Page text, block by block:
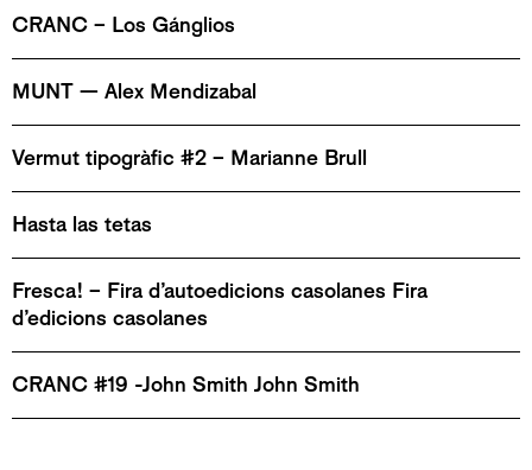
CRANC – Los Gánglios
MUNT — Alex Mendizabal
Vermut tipogràfic #2 – Marianne Brull
Hasta las tetas
Fresca! – Fira d’autoedicions casolanes Fira
d’edicions casolanes
CRANC #19 -John Smith John Smith